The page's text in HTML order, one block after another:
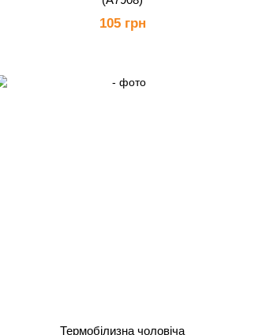
105 грн
Термобілизна чоловіча